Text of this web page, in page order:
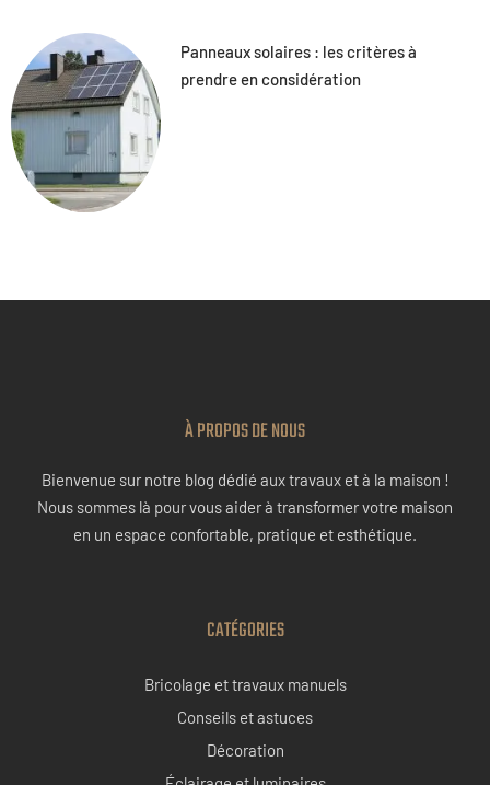
Panneaux solaires : les critères à
prendre en considération
À PROPOS DE NOUS
Bienvenue sur notre blog dédié aux travaux et à la maison !
Nous sommes là pour vous aider à transformer votre maison
en un espace confortable, pratique et esthétique.
CATÉGORIES
Bricolage et travaux manuels
Conseils et astuces
Décoration